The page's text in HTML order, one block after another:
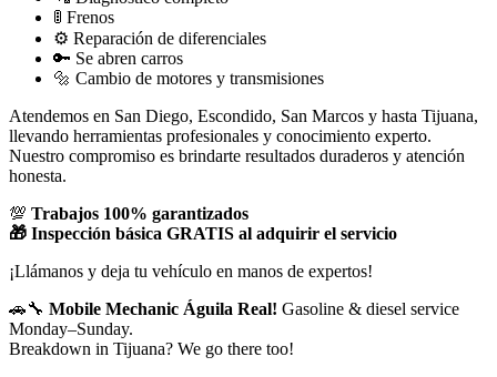
🚦 Frenos
⚙ Reparación de diferenciales
🔑 Se abren carros
🔩 Cambio de motores y transmisiones
Atendemos en San Diego, Escondido, San Marcos y hasta Tijuana,
llevando herramientas profesionales y conocimiento experto.
Nuestro compromiso es brindarte resultados duraderos y atención
honesta.
💯 Trabajos 100% garantizados
🎁 Inspección básica GRATIS al adquirir el servicio
¡Llámanos y deja tu vehículo en manos de expertos!
🚗🔧 Mobile Mechanic Águila Real! Gasoline & diesel service
Monday–Sunday.
Breakdown in Tijuana? We go there too!